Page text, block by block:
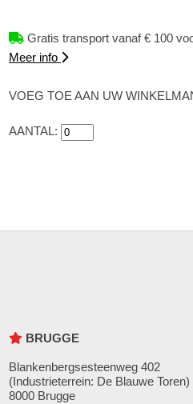
Gratis transport vanaf € 100
Meer info
VOEG TOE AAN UW
AANTAL:
BRUGGE
Blankenbergsesteenweg 402
(Industrieterrein: De Blauwe Toren)
8000 Brugge